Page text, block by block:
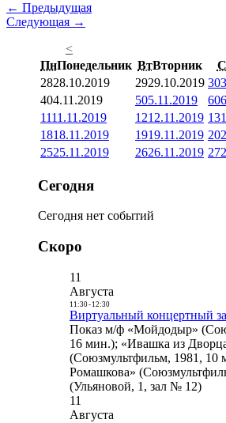
← Предыдущая
Следующая →
<
ПнПонедельник ВтВторник
2828.10.2019 2929.10.2019 30
404.11.2019 505.11.2019 6
1111.11.2019 1212.11.2019 13
1818.11.2019 1919.11.2019 20
2525.11.2019 2626.11.2019 27
Сегодня
Сегодня нет событий
Скоро
11
Августа
11:30- 12:30
Виртуальный концертный
Показ м/ф «Мойдодыр»
16 мин.); «Ивашка из
(Союзмультфильм, 1981, 10
Ромашкова»
(Ульяновой, 1, зал № 12)
11
Августа